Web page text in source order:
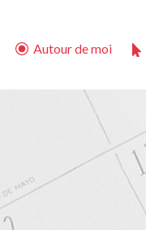
Autour de moi